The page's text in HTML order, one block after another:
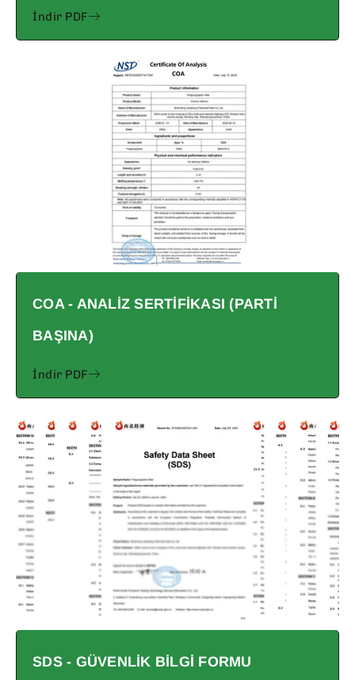
İndir PDF
COA - ANALIZ SERTIFIKASI (PARTI
BAŞINA)
İndir PDF
SDS - GÜVENLIK BILGI FORMU